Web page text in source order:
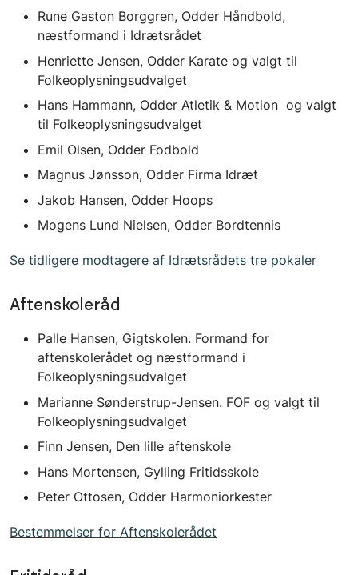
Rune Gaston Borggren, Odder Håndbold,
næstformand i Idrætsrådet
Henriette Jensen, Odder Karate og valgt til
Folkeoplysningsudvalget
Hans Hammann, Odder Atletik & Motion og valgt
til Folkeoplysningsudvalget
Emil Olsen, Odder Fodbold
Magnus Jønsson, Odder Firma Idræt
Jakob Hansen, Odder Hoops
Mogens Lund Nielsen, Odder Bordtennis
Se tidligere modtagere af Idrætsrådets tre pokaler
Aftenskoleråd
Palle Hansen, Gigtskolen. Formand for
aftenskolerådet og næstformand i
Folkeoplysningsudvalget
Marianne Sønderstrup-Jensen. FOF og valgt til
Folkeoplysningsudvalget
Finn Jensen, Den lille aftenskole
Hans Mortensen, Gylling Fritidsskole
Peter Ottosen, Odder Harmoniorkester
Bestemmelser for Aftenskolerådet